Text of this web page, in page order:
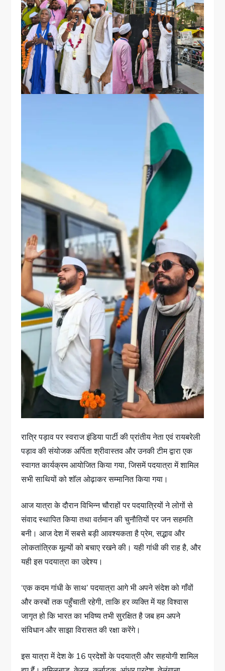
रात्रि पड़ाव पर स्वराज इंडिया पार्टी की प्रांतीय नेता एवं रायबरेली
पड़ाव की संयोजक अर्पिता श्रीवास्तव और उनकी टीम द्वारा एक
स्वागत कार्यक्रम आयोजित किया गया, जिसमें पदयात्रा में शामिल
सभी साथियों को शॉल ओढ़ाकर सम्मानित किया गया।
आज यात्रा के दौरान विभिन्न चौराहों पर पदयात्रियों ने लोगों से
संवाद स्थापित किया तथा वर्तमान की चुनौतियों पर जन सहमति
बनी। आज देश में सबसे बड़ी आवश्यकता है प्रेम, सद्भाव और
लोकतांत्रिक मूल्यों को बचाए रखने की। यही गांधी की राह है, और
यही इस पदयात्रा का उद्देश्य।
‘एक कदम गांधी के साथ’ पदयात्रा आगे भी अपने संदेश को गाँवों
और कस्बों तक पहुँचाती रहेगी, ताकि हर व्यक्ति में यह विश्वास
जागृत हो कि भारत का भविष्य तभी सुरक्षित है जब हम अपने
संविधान और साझा विरासत की रक्षा करेंगे।
इस यात्रा में देश के 16 प्रदेशों के पदयात्री और सहयोगी शामिल